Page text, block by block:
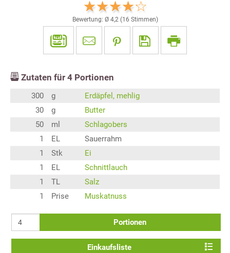
Bewertung: Ø 4,2(16 Stimmen)
Zutaten für 4 Portionen
300 g
Erdäpfel, mehlig
30
g
Butter
50
ml
Schlagobers
1
EL
Sauerrahm
1
Stk
Ei
1
EL
Schnittlauch
1
TL
Salz
1
Prise Muskatnuss
Portionen
Einkaufsliste